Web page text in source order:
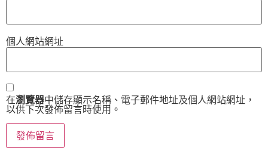
個人網站網址
在瀏覽器中儲存顯示名稱、電子郵件地址及個人網站網址，
以供下次發佈留言時使用。